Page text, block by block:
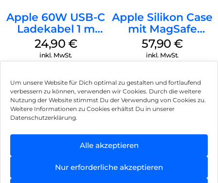
Um unsere Website für Dich optimal zu gestalten und fortlaufend
verbessern zu können, verwenden wir Cookies. Durch die weitere
Nutzung der Website stimmst Du der Verwendung von Cookies zu.
Weitere Informationen zu Cookies erhältst Du in unserer
Datenschutzerklärung.
Alle akzeptieren
Nur erforderliche akzeptieren
Apple 60W USB-C
Ladekabel 1 m
Weiß
24,90 €
inkl. MwSt.
Apple Silikon Case
mit MagSafe
iPhone 14 Pro
(PRODUCT)RED
57,90€
inkl. MwSt.
Impressum
Hinweis zur Batterieentsorgung
Können wir Dir behilflich sein?